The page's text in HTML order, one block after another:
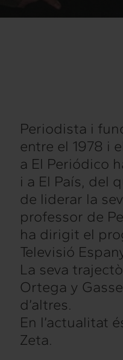
Interacció
Projectes
Intercanvi
Periodista i
entre el 1978 i
a El Periódico
i a El País, del
de liderar la
professor de
ha dirigit el
Televisió
La seva
Ortega y
d’altres.
En l’actualitat
Zeta.